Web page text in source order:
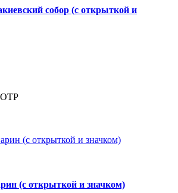
собор (с открыткой и
(с открыткой и значком)